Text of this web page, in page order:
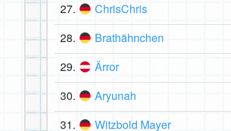
27. ChrisChris
28. Brathähnchen
29. Ärror
30. Aryunah
31. Witzbold Mayer